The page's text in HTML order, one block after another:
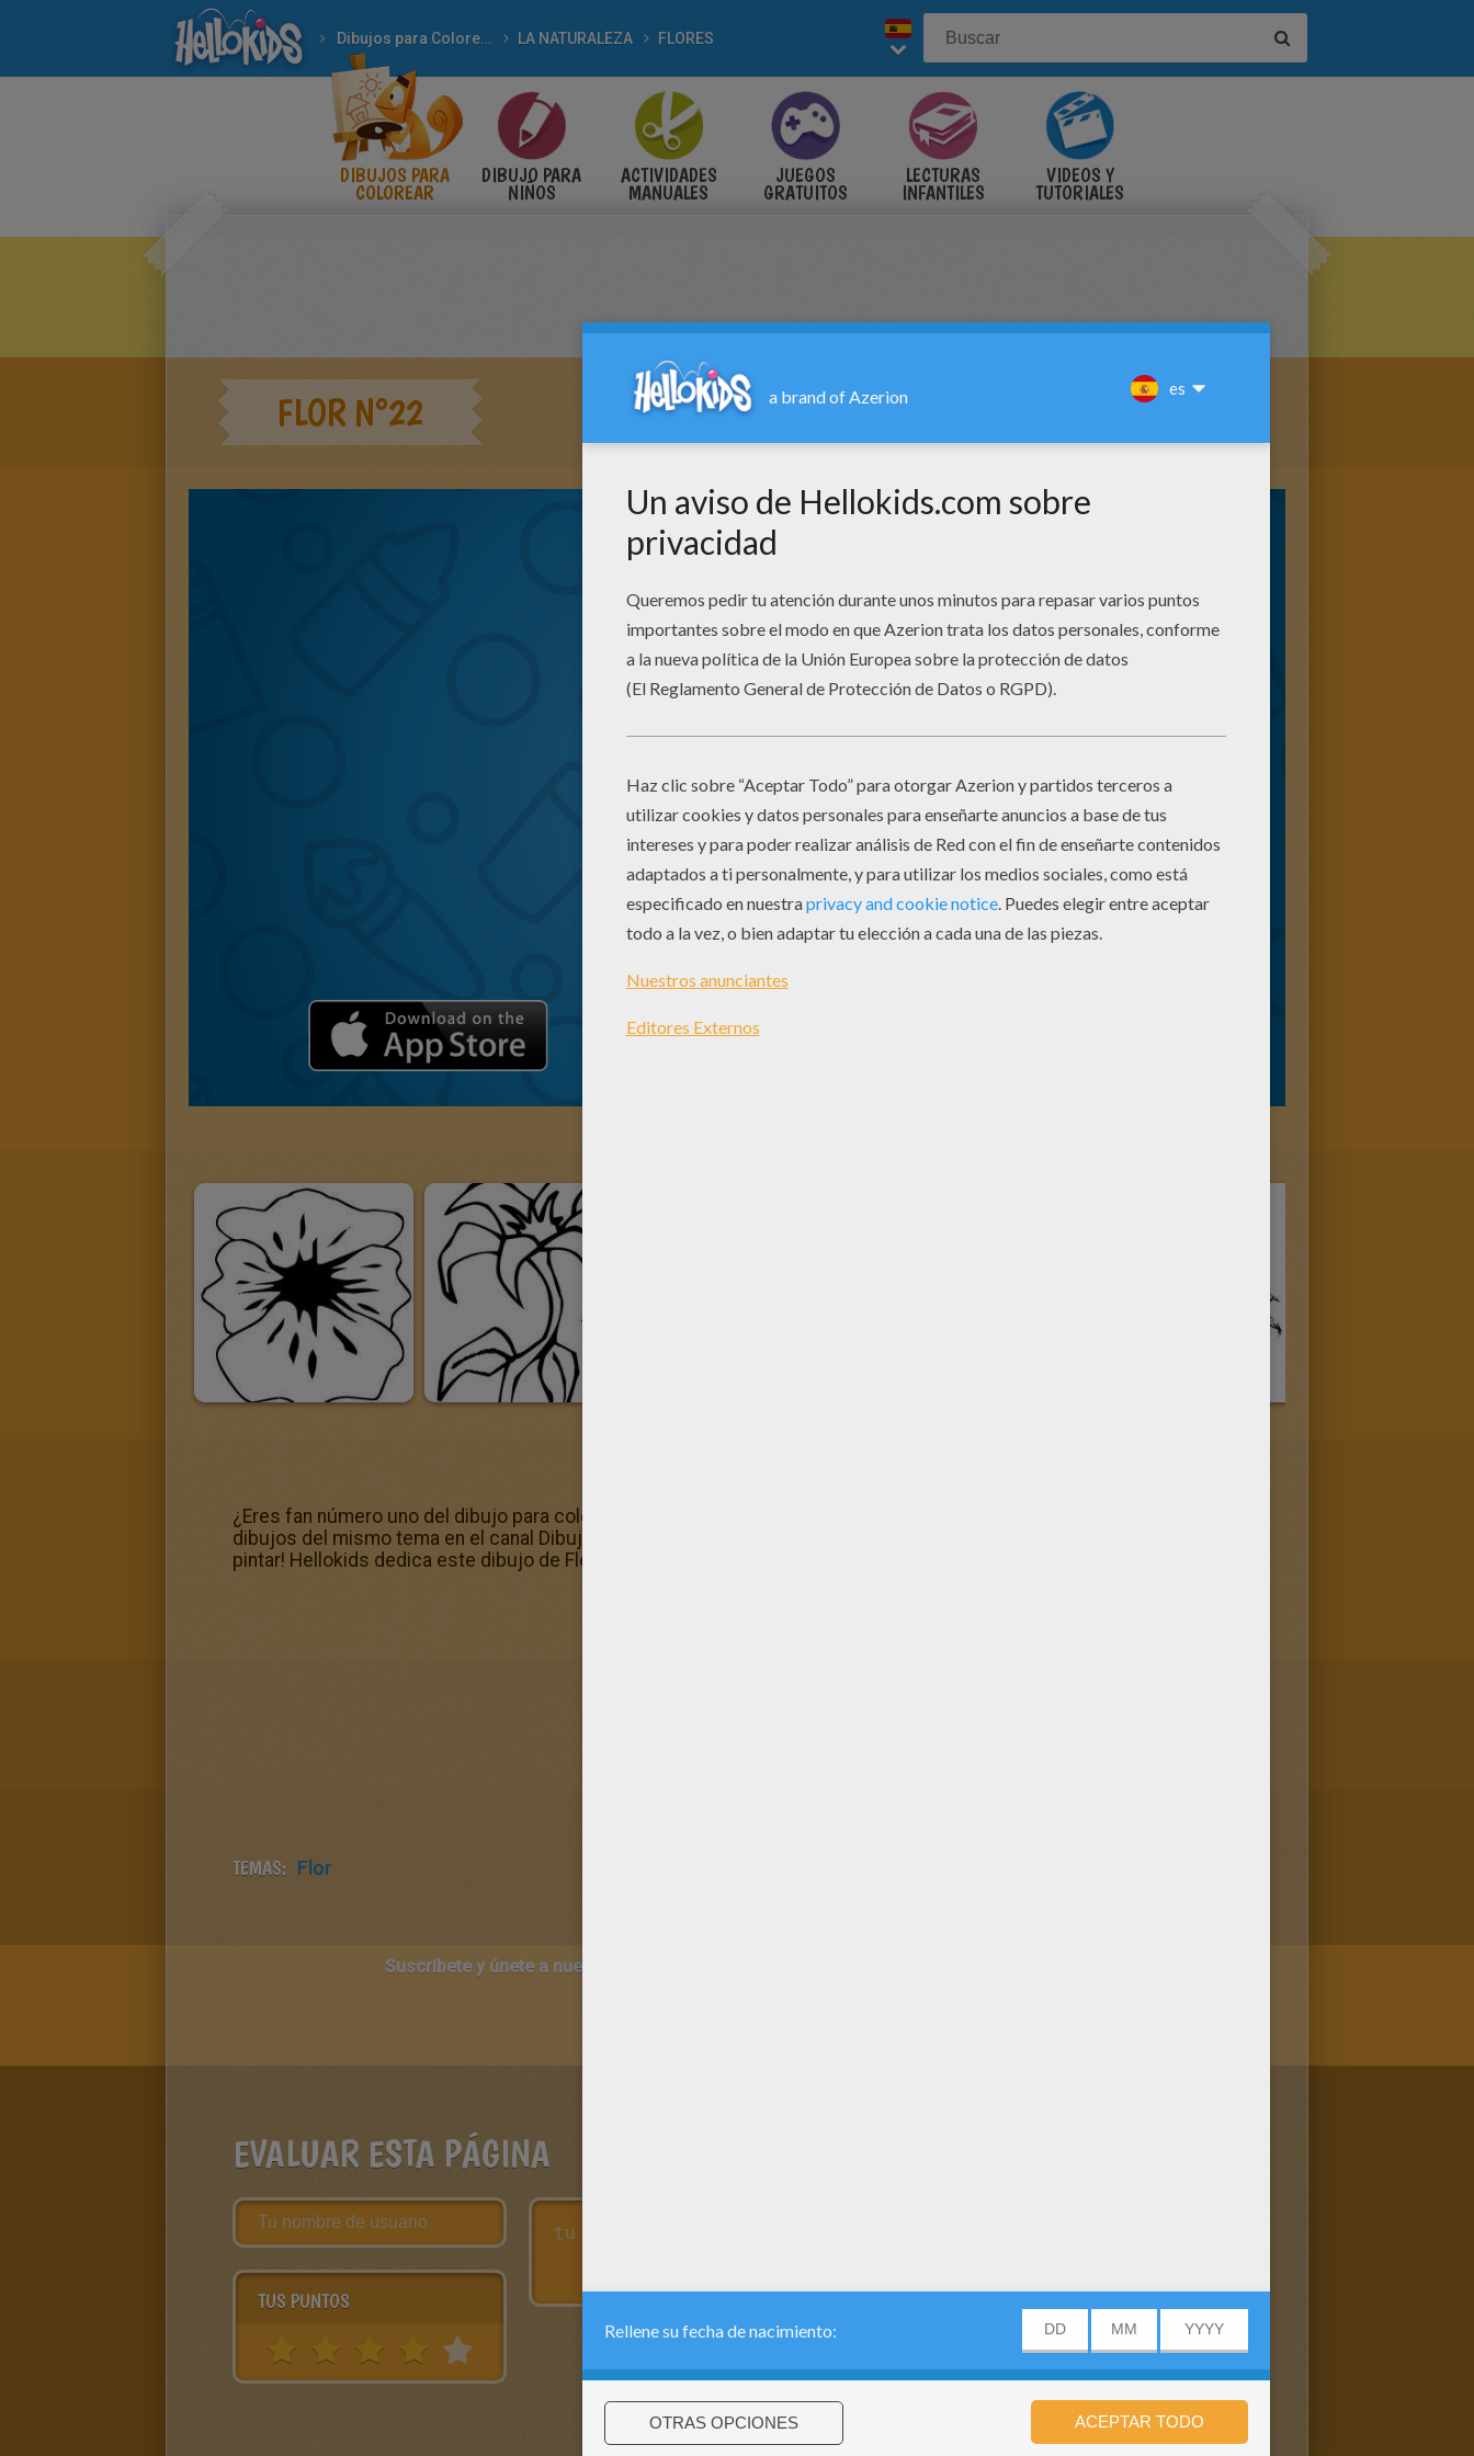
Dibujos para Colorear LA NATURALEZA FLORES
DIBUJOS PARA
COLOREAR
DIBUJO PARA
NIÑOS
ACTIVIDADES
MANUALES
JUEGOS
GRATUITOS
LECTURAS
INFANTILES
VIDEOS Y
TUTORIALES
FLOR N°22
¿Eres fan número uno del dibujo para colorear? ¡También te gustará este diseño de Flor N°22! así como muchos otros
dibujos del mismo tema en el canal Dibujos de FLORES para pintar ¡Descubre los nuevos Dibujos de FLORES para
pintar! Hellokids dedica este dibujo de Flor N°22 a los fans de dibujos para pintar!
TEMAS: Flor
Suscríbete y únete a nuestro canal de vídeos para niños en Youtube:
EVALUAR ESTA PÁGINA
TUS PUNTOS